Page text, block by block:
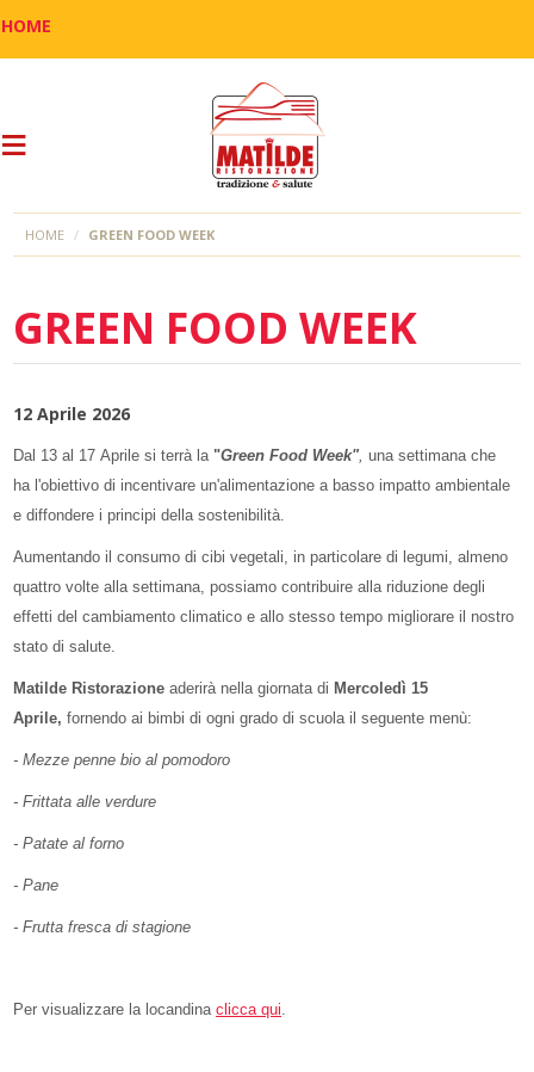
HOME
HOME GREEN FOOD WEEK
GREEN FOOD WEEK
12 Aprile 2026
Dal 13 al 17 Aprile si terrà la "Green Food Week", una settimana che
ha l'obiettivo di incentivare un'alimentazione a basso impatto ambientale
e diffondere i principi della sostenibilità.
Aumentando il consumo di cibi vegetali, in particolare di legumi, almeno
quattro volte alla settimana, possiamo contribuire alla riduzione degli
effetti del cambiamento climatico e allo stesso tempo migliorare il nostro
stato di salute.
Matilde Ristorazione aderirà nella giornata di Mercoledì 15
Aprile, fornendo ai bimbi di ogni grado di scuola il seguente menù:
- Mezze penne bio al pomodoro
- Frittata alle verdure
- Patate al forno
- Pane
- Frutta fresca di stagione
Per visualizzare la locandina clicca qui.